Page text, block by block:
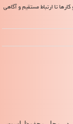
تا ارتباط مستقیم و آگاهی